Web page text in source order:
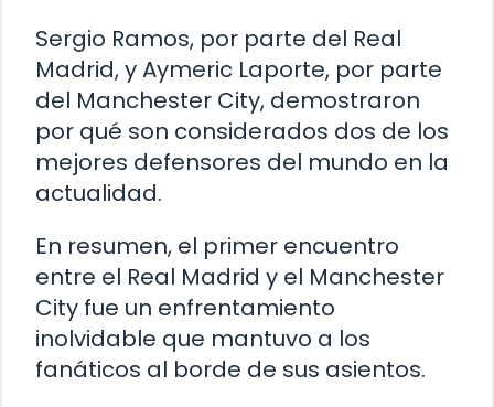
Sergio Ramos, por parte del Real
Madrid, y Aymeric Laporte, por parte
del Manchester City, demostraron
por qué son considerados dos de los
mejores defensores del mundo en la
actualidad.
En resumen, el primer encuentro
entre el Real Madrid y el Manchester
City fue un enfrentamiento
inolvidable que mantuvo a los
fanáticos al borde de sus asientos.